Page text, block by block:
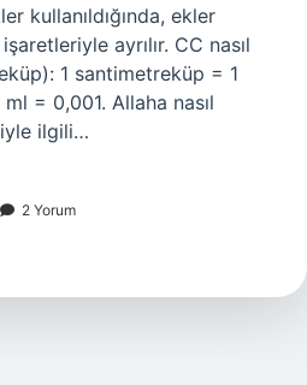
kullanıldığında, ekler
ayrılır. CC nasıl
1 santimetreküp = 1
= 0,001. Allaha nasıl
ilgili…
2 Yorum